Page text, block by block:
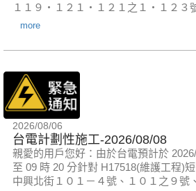
１１９‧１２１‧１２１之１‧１２３
more
2026/08/06
台電計劃性施工-2026/08/08
親愛的用戶您好：由於台電預計於
至 09 時 20 分針對 H17518(維護工程)
中興北街１０１－４號、１０１之９號